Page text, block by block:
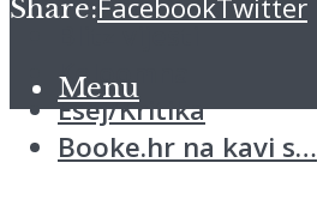
Blitz vijesti
Koloomna
Esej/Kritika
Booke.hr na kavi s…
Share:FacebookTwitter
Menu